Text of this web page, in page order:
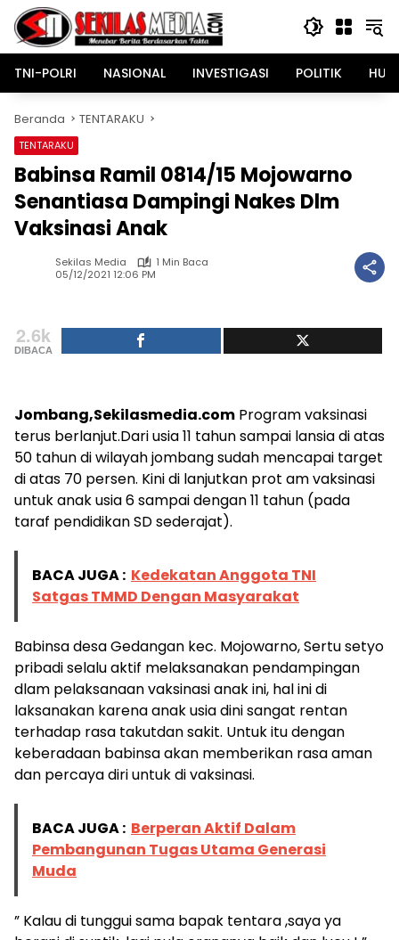
Langsung
konten
TNI-POLRI
NASIONAL INVESTIGASI POLITIK
Beranda TENTARAKU
TENTARAKU
Babinsa Ramil 0814/15 Mojowarno
Senantiasa Dampingi Nakes Dlm
Vaksinasi Anak
Sekilas Media
1 Min Baca
05/12/2021 12:06 PM
2.6k
DIBACA
Jombang,Sekilasmedia.com Program vaksinasi
terus berlanjut.Dari usia 11 tahun sampai lansia di atas
50 tahun di wilayah jombang sudah mencapai target
di atas 70 persen. Kini di lanjutkan prot am vaksinasi
untuk anak usia 6 sampai dengan 11 tahun (pada
taraf pendidikan SD sederajat).
BACA JUGA : Kedekatan Anggota TNI
Satgas TMMD Dengan Masyarakat
Babinsa desa Gedangan kec. Mojowarno, Sertu setyo
pribadi selalu aktif melaksanakan pendampingan
dlam pelaksanaan vaksinasi anak ini, hal ini di
laksanakan karena anak usia dini sangat rentan
terhadap rasa takutdan sakit. Untuk itu dengan
keberadaan babinsa akan memberikan rasa aman
dan percaya diri untuk di vaksinasi.
BACA JUGA : Berperan Aktif Dalam
Pembangunan Tugas Utama Generasi
Muda
” Kalau di tunggui sama bapak tentara ,saya ya